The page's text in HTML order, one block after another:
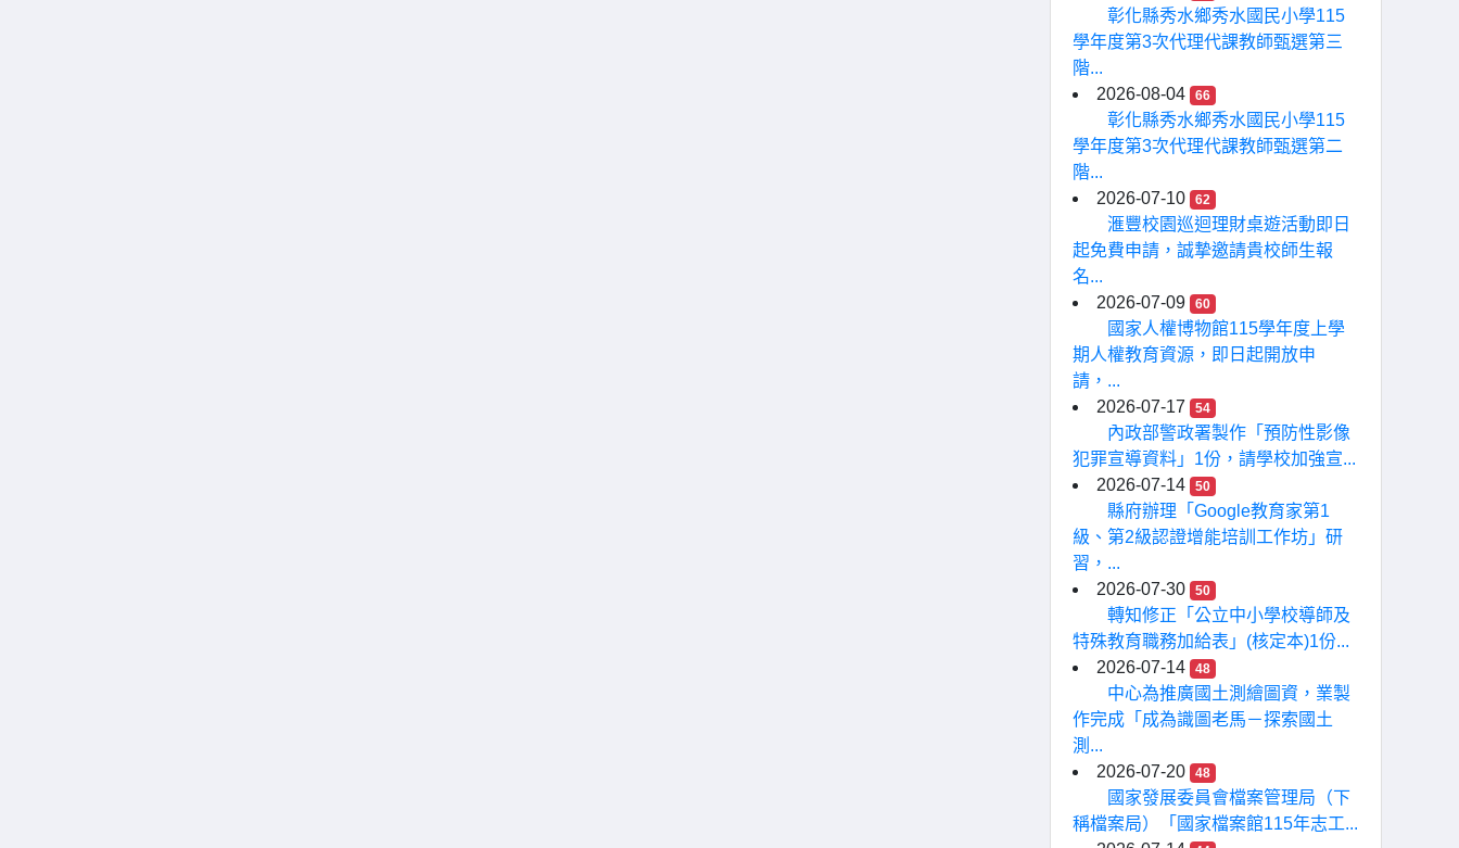
彰化縣秀水鄉秀水國民小學115
學年度第3次代理代課教師甄選第三
階...
2026-08-04
66
彰化縣秀水鄉秀水國民小學115
學年度第3次代理代課教師甄選第二
階...
2026-07-10
62
滙豐校園巡迴理財桌遊活動即日
起免費申請，誠摯邀請貴校師生報
名...
2026-07-09
60
國家人權博物館115學年度上學
期人權教育資源，即日起開放申
請，...
2026-07-17
54
內政部警政署製作「預防性影像
犯罪宣導資料」1份，請學校加強宣...
2026-07-14
50
縣府辦理「Google教育家第1
級、第2級認證增能培訓工作坊」研
習，...
2026-07-30
50
轉知修正「公立中小學校導師及
特殊教育職務加給表」(核定本)1份...
2026-07-14
48
中心為推廣國土測繪圖資，業製
作完成「成為識圖老馬－探索國土
測...
2026-07-20
48
國家發展委員會檔案管理局（下
稱檔案局）「國家檔案館115年志工...